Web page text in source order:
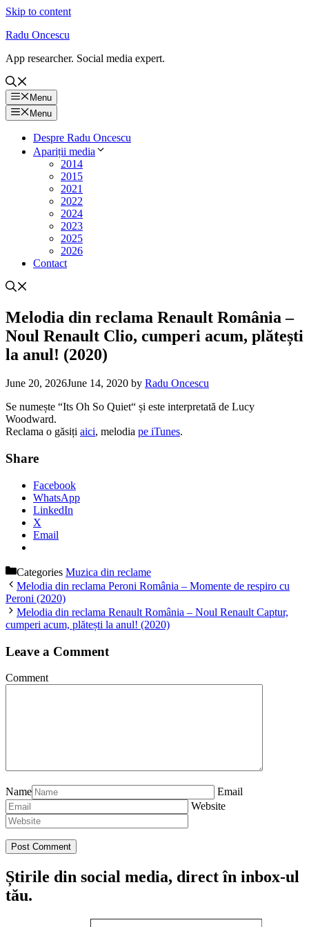
Skip to content
Radu Oncescu
App researcher. Social media expert.
Menu
Menu
Despre Radu Oncescu
Apariții media
2014
2015
2021
2022
2024
2023
2025
2026
Contact
Melodia din reclama Renault România –
Noul Renault Clio, cumperi acum, plătești
la anul! (2020)
June 20, 2026June 14, 2020 by Radu Oncescu
Se numește “Its Oh So Quiet“ și este interpretată de Lucy
Woodward.
Reclama o găsiți aici, melodia pe iTunes.
Share
Facebook
WhatsApp
LinkedIn
X
Email
Categories Muzica din reclame
Melodia din reclama Peroni România – Momente de respiro cu
Peroni (2020)
Melodia din reclama Renault România – Noul Renault Captur,
cumperi acum, plătești la anul! (2020)
Leave a Comment
Comment
Name
Email
Website
Știrile din social media, direct în inbox-ul
tău.